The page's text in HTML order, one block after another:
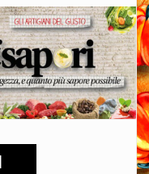
del
gusto
del
gusto
del
gusto